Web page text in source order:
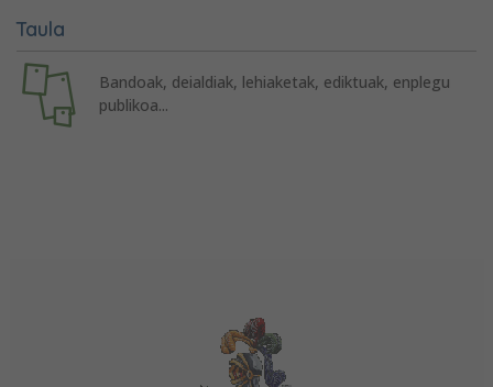
Taula
Bandoak, deialdiak, lehiaketak, ediktuak, enplegu
publikoa...